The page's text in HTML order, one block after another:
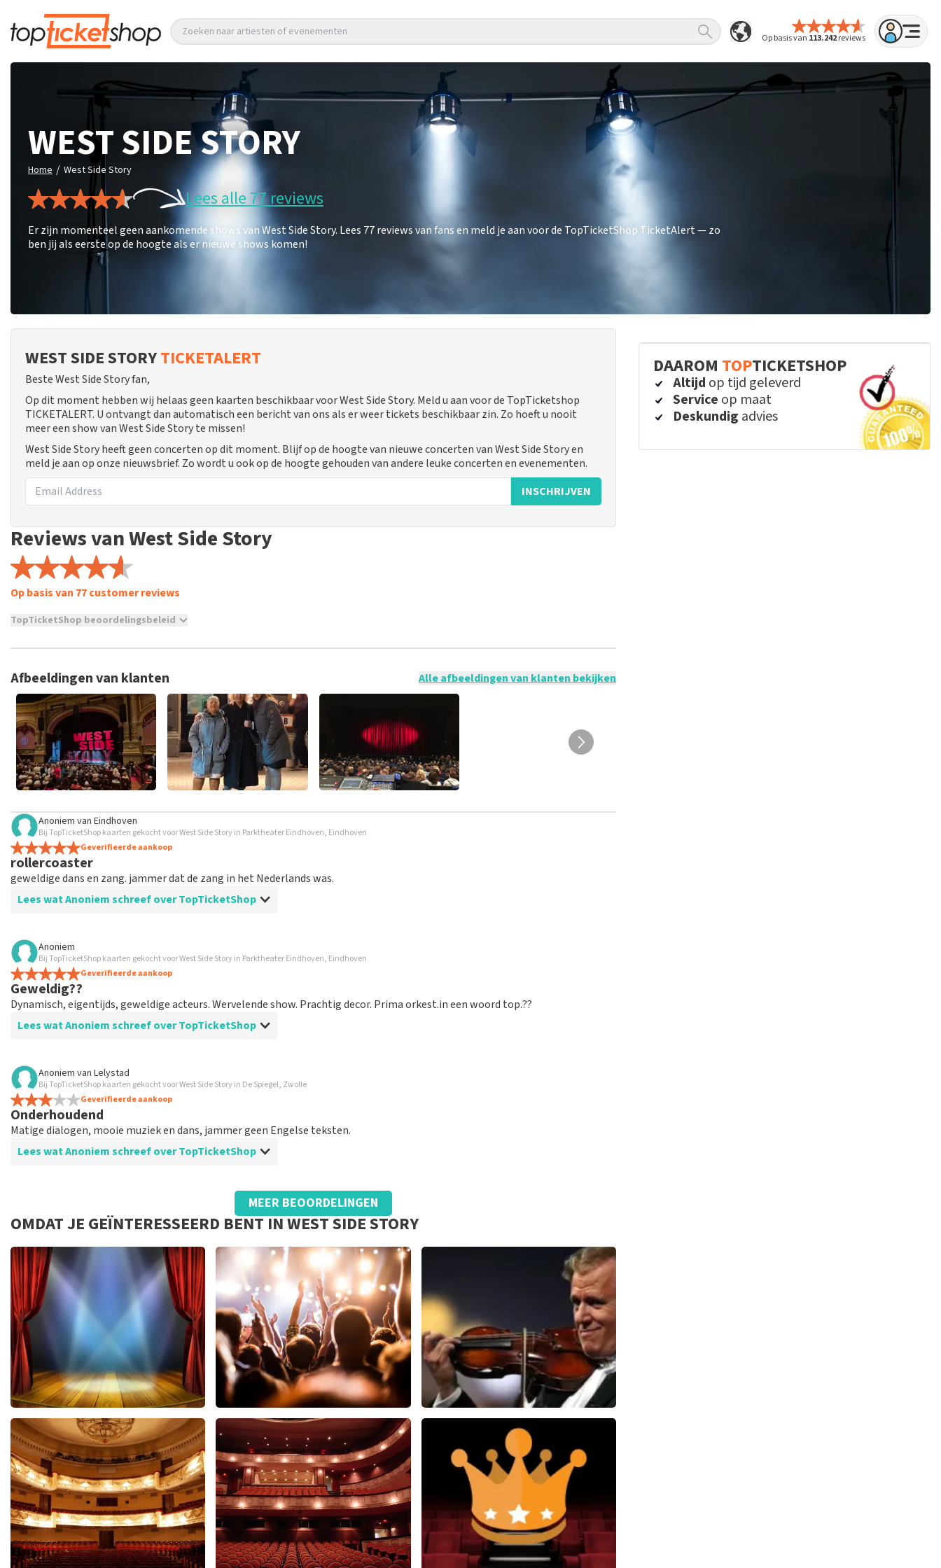
Op basis van 113.242reviews
Zoeken naar artiesten of evenementen
WEST SIDE STORY
Home / West Side Story
Lees alle 77 reviews
Er zijn momenteel geen aankomende shows van West Side Story. Lees 77 reviews van fans en meld je aan voor de TopTicketShop TicketAlert — zo
ben jij als eerste op de hoogte als er nieuwe shows komen!
WEST SIDE STORYTICKETALERT
Beste West Side Story fan,
Op dit moment hebben wij helaas geen kaarten beschikbaar voor West Side Story. Meld u aan voor de TopTicketshop
TICKETALERT. U ontvangt dan automatisch een bericht van ons als er weer tickets beschikbaar zin. Zo hoeft u nooit
meer een show van West Side Story te missen!
West Side Story heeft geen concerten op dit moment. Blijf op de hoogte van nieuwe concerten van West Side Story en
meld je aan op onze nieuwsbrief. Zo wordt u ook op de hoogte gehouden van andere leuke concerten en evenementen.
INSCHRIJVEN
Reviews van West Side Story
Op basis van 77 customer reviews
TopTicketShop beoordelingsbeleid
TopTicketShop verzamelt reviews van echte klanten. Het is niet mogelijk om een review achter te laten als je geen tickets
weken duren voordat een review wordt geplaatst.
Afbeeldingen van klanten Alle afbeeldingen van klanten bekijken
Anoniem van Eindhoven
Bij TopTicketShop kaarten gekocht voor West Side Story in Parktheater Eindhoven, Eindhoven
Geverifieerde aankoop
rollercoaster
geweldige dans en zang. jammer dat de zang in het Nederlands was.
Lees wat Anoniem schreef over TopTicketShop
Beoordeling van Anoniem over
prima geregeld
weer een geweldige ervaring via Top TicketShop. alles weer goed geregeld.
Anoniem
Bij TopTicketShop kaarten gekocht voor West Side Story in Parktheater Eindhoven, Eindhoven
Geverifieerde aankoop
Geweldig??
Dynamisch, eigentijds, geweldige acteurs. Wervelende show. Prachtig decor. Prima orkest.in een woord top.??
Lees wat Anoniem schreef over TopTicketShop
Beoordeling van Anoniem over
Geolied
Goede mailwisseling. En efficiënt geregeld. Gewoon goed georganiseerd. Houden zo
Anoniem van Lelystad
Bij TopTicketShop kaarten gekocht voor West Side Story in De Spiegel, Zwolle
Geverifieerde aankoop
Onderhoudend
Matige dialogen, mooie muziek en dans, jammer geen Engelse teksten.
Lees wat Anoniem schreef over TopTicketShop
Vreemd die naam op het ticket
Prima., goede service bij telefonische vragen naar aanleiding van ontvangen ticket.
Beste klant, Bedankt voor het schrijven van een review op onze website. Uw feedback vinden wij erg belangrijk. U helpt
ons zo onze dienstverlening te verbeteren en ook helpt u andere consumenten met het maken van een beslissing. Wij
hebben uw review gelezen en willen er graag op reageren. Het klopt dat er een andere naam op het ticket staat. Dit
komt doordat wij een wederverkoper zijn. Gelukkig heeft dit geen invloed op uw toegang tot het evenement. Wij hopen
dat u ondanks de verwarring toch een fantastische avond heeft gehad. Met vriendelijke groeten, Johan Topticketshop
Reactie van TopTicketShop
MEER BEOORDELINGEN
OMDAT JE GEÏNTERESSEERD BENT IN WEST SIDE STORY
40 45 De Musical
2588+reviews
BEKIJKEN
Hairspray
40 reviews
BEKIJKEN
Andre Rieu
5618+ reviews
BEKIJKEN
DAAROM TOPTICKETSHOP
Altijd op tijd geleverd
Service op maat
Deskundig advies